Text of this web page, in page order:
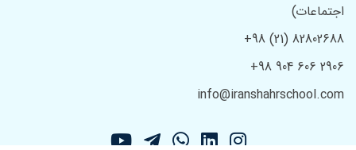
اجتماعات)
+98 (21) 82802688
+98 904 606 2906
info@iranshahrschool.com